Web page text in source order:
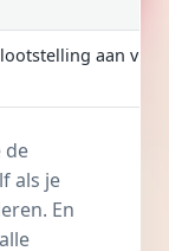
aan virus
de
als je
En